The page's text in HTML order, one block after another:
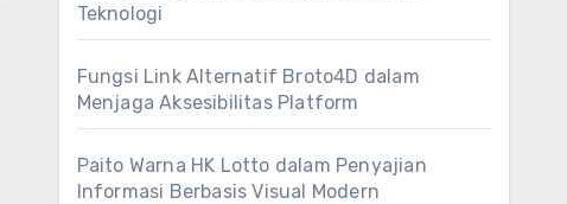
Teknologi
Fungsi Link Alternatif Broto4D dalam
Menjaga Aksesibilitas Platform
Paito Warna HK Lotto dalam Penyajian
Informasi Berbasis Visual Modern